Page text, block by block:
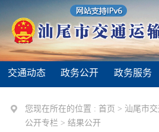
交通动态 政务公开 政务服务
您现在所在的位置 : 首页 > 汕尾市
公开专栏 >结果公开